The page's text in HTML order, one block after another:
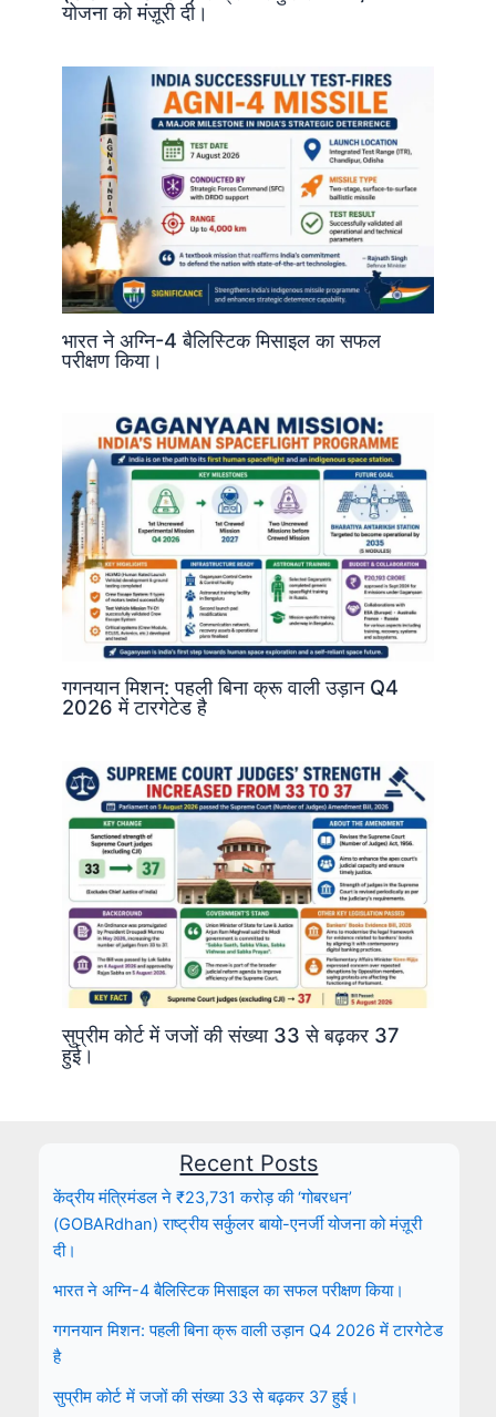
योजना को मंज़ूरी दी।
भारत ने अग्नि-4 बैलिस्टिक मिसाइल का सफल
परीक्षण किया।
गगनयान मिशन: पहली बिना क्रू वाली उड़ान Q4
2026 में टारगेटेड है
सुप्रीम कोर्ट में जजों की संख्या 33 से बढ़कर 37
हुई।
Recent Posts
केंद्रीय मंत्रिमंडल ने ₹23,731 करोड़ की ‘गोबरधन’
(GOBARdhan) राष्ट्रीय सर्कुलर बायो-एनर्जी योजना को मंज़ूरी
दी।
भारत ने अग्नि-4 बैलिस्टिक मिसाइल का सफल परीक्षण किया।
गगनयान मिशन: पहली बिना क्रू वाली उड़ान Q4 2026 में टारगेटेड
है
सुप्रीम कोर्ट में जजों की संख्या 33 से बढ़कर 37 हुई।